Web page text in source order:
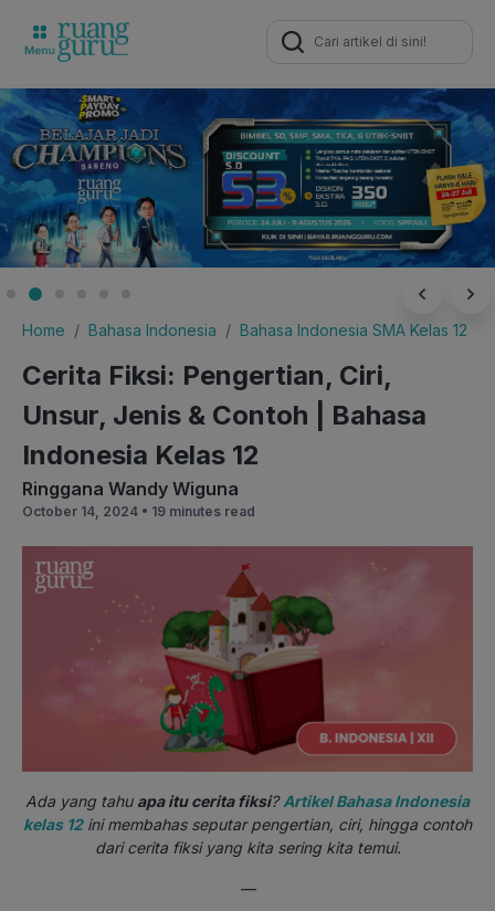
Search
for:
Home Bahasa Indonesia Bahasa Indonesia SMA Kelas 12
Cerita Fiksi: Pengertian, Ciri,
Unsur, Jenis & Contoh | Bahasa
Indonesia Kelas 12
Ringgana Wandy Wiguna
October 14, 2024 • 19 minutes read
Ada yang tahu apa itu cerita fiksi?Artikel Bahasa Indonesia
kelas 12ini membahas seputar pengertian, ciri, hingga contoh
dari cerita fiksi yang kita sering kita temui.
—